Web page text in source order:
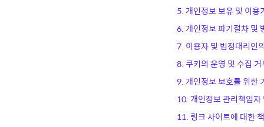
5. 개인정보 보유 및 이용
6. 개인정보 파기절차 및
7. 이용자 및 법정대리인
8. 쿠키의 운영 및 수집
9. 개인정보 보호를 위한
10. 개인정보 관리책임자
11. 링크 사이트에 대한